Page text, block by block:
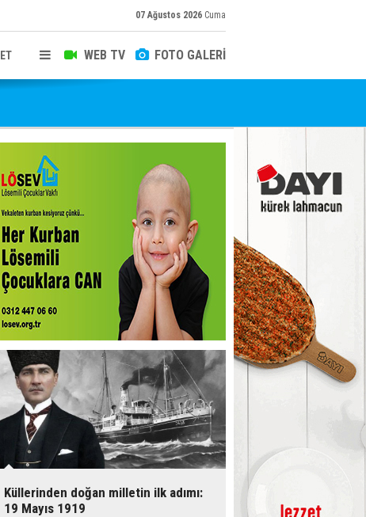
07 Ağustos 2026 Cuma
WEB TV FOTO GALERİ
Küllerinden doğan milletin ilk adımı:
19 Mayıs 1919